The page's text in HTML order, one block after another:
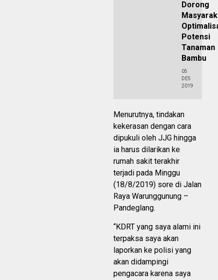
Dorong
Potensi
Tanaman
Bambu
05
DES
2019
Menurutnya, tindakan
kekerasan dengan cara
dipukuli oleh JJG hingga
ia harus dilarikan ke
rumah sakit terakhir
terjadi pada Minggu
(18/8/2019) sore di Jalan
Raya Warunggunung –
Pandeglang.
“KDRT yang saya alami ini
terpaksa saya akan
laporkan ke polisi yang
akan didampingi
pengacara karena saya